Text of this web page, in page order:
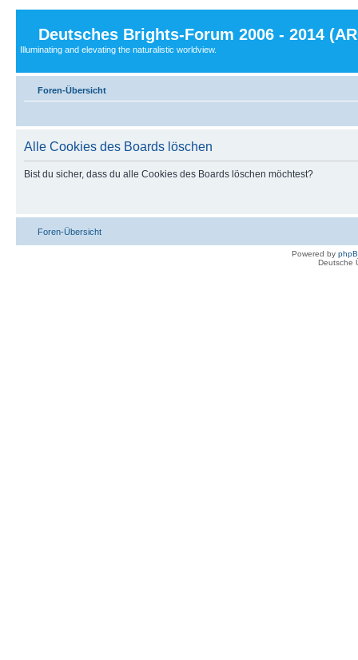
Deutsches Brights-Forum 2006 - 2014
Illuminating and elevating the naturalistic worldview.
Foren-Übersicht
Alle Cookies des Boards löschen
Bist du sicher, dass du alle Cookies des Boards löschen möchtest?
Foren-Übersicht
Powered by
Deutsche